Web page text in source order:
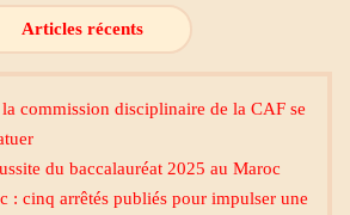
Articles récents
commission disciplinaire de la CAF se
du baccalauréat 2025 au Maroc
: cinq arrêtés publiés pour impulser une